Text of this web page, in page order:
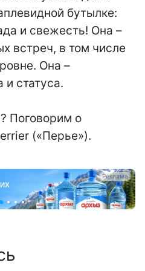
бутылке:
и свежесть! Она –
встреч, в том числе
Она –
статуса.
Поговорим о
(«Перье»).
Реклама